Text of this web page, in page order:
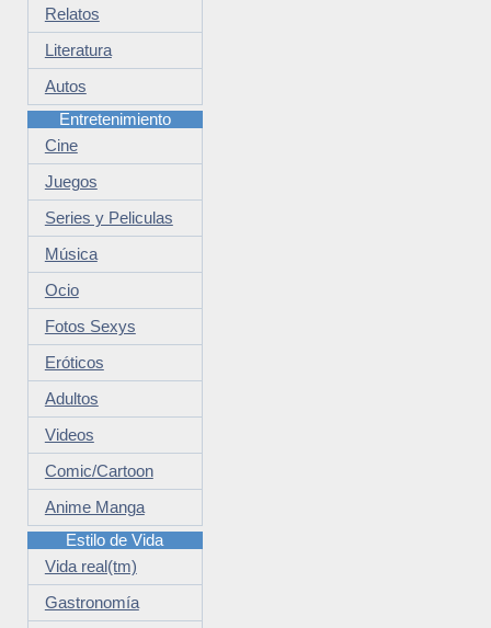
Relatos
Literatura
Autos
Entretenimiento
Cine
Juegos
Series y Peliculas
Música
Ocio
Fotos Sexys
Eróticos
Adultos
Videos
Comic/Cartoon
Anime Manga
Estilo de Vida
Vida real(tm)
Gastronomía